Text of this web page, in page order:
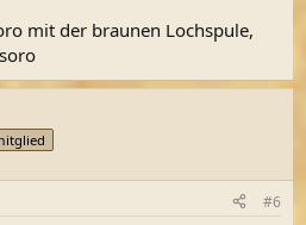
mit der braunen Lochspule,
#6